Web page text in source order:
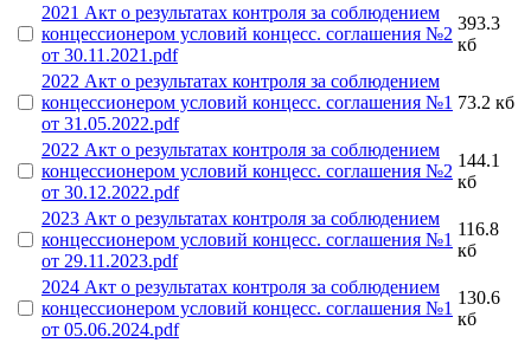
2021 Акт о результатах контроля за соблюдением
концессионером условий концесс. соглашения №2
от 30.11.2021.pdf
393.3
кб
2022 Акт о результатах контроля за соблюдением
концессионером условий концесс. соглашения №1
от 31.05.2022.pdf
73.2 кб
2022 Акт о результатах контроля за соблюдением
концессионером условий концесс. соглашения №2
от 30.12.2022.pdf
144.1
кб
2023 Акт о результатах контроля за соблюдением
концессионером условий концесс. соглашения №1
от 29.11.2023.pdf
116.8
кб
2024 Акт о результатах контроля за соблюдением
концессионером условий концесс. соглашения №1
от 05.06.2024.pdf
130.6
кб